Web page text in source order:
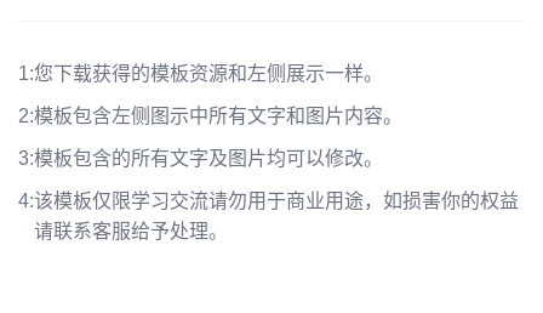
1:您下载获得的模板资源和左侧展示一样。
2:模板包含左侧图示中所有文字和图片内容。
3:模板包含的所有文字及图片均可以修改。
4:该模板仅限学习交流请勿用于商业用途，如损害你的权益
请联系客服给予处理。